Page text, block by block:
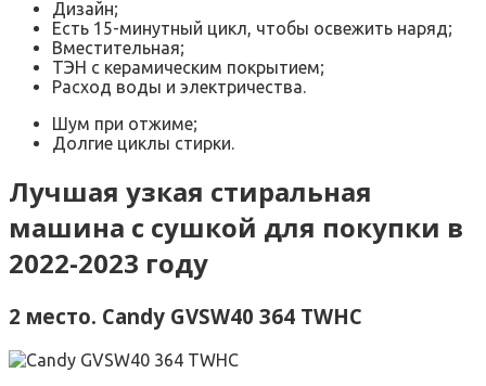
Дизайн;
Есть 15-минутный цикл, чтобы освежить наряд;
Вместительная;
ТЭН с керамическим покрытием;
Расход воды и электричества.
Шум при отжиме;
Долгие циклы стирки.
Лучшая узкая стиральная
машина с сушкой для покупки в
2022-2023 году
2 место. Candy GVSW40 364 TWHC